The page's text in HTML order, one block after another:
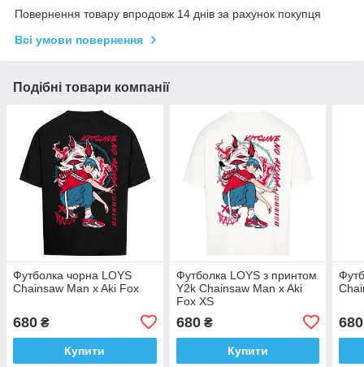
Повернення товару впродовж 14 днів за рахунок покупця
Всі умови повернення
Подібні товари компанії
Футболка чорна LOYS
Chainsaw Man x Aki Fox
680 ₴
Купити
Футболка LOYS з принтом
Y2k Chainsaw Man x Aki
Fox XS
680₴
Купити
680